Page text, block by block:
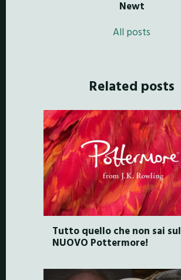
Newt
All posts
Related posts
Tutto quello che non sai sul
NUOVO Pottermore!